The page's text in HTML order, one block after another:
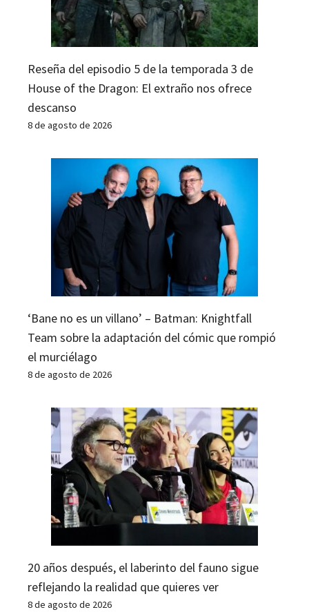
Reseña del episodio 5 de la temporada 3 de
House of the Dragon: El extraño nos ofrece
descanso
8 de agosto de 2026
‘Bane no es un villano’ – Batman: Knightfall
Team sobre la adaptación del cómic que rompió
el murciélago
8 de agosto de 2026
20 años después, el laberinto del fauno sigue
reflejando la realidad que quieres ver
8 de agosto de 2026